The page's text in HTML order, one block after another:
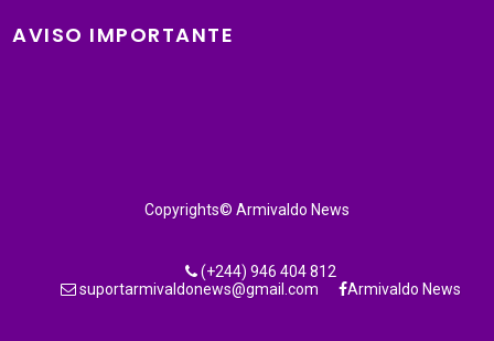
AVISO IMPORTANTE
Copyrights© Armivaldo News
(+244) 946 404 812
suportarmivaldonews@gmail.com
Armivaldo News